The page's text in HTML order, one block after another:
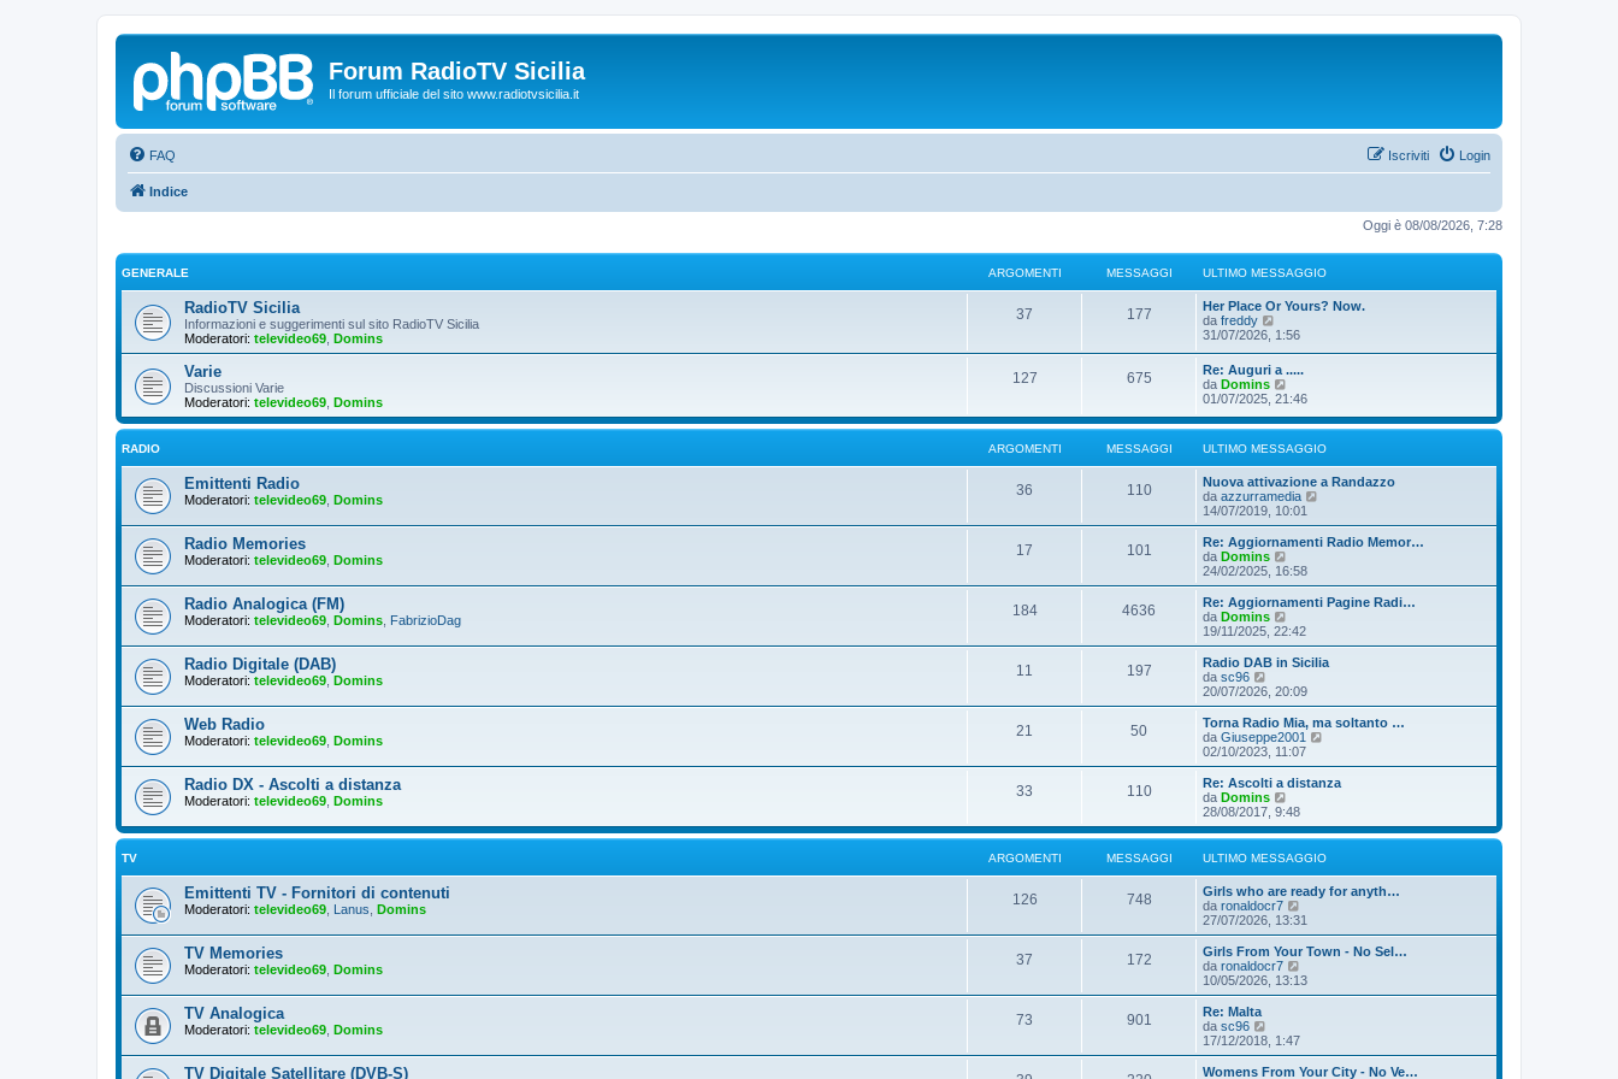
Forum RadioTV Sicilia
Il forum ufficiale del sito www.radiotvsicilia.it
FAQ Login
Iscriviti
Indice
Oggi è 08/08/2026, 7:28
GENERALE ARGOMENTI MESSAGGI ULTIMO MESSAGGIO
RadioTV Sicilia
Informazioni e suggerimenti sul sito RadioTV Sicilia
Moderatori: televideo69 Domins
37 177
Her Place Or Yours? Now.
da freddy
e
u
l
t
i
m
o
m
e
s
s
g
i
o
31/07/2026, 1:56
Varie
Discussioni Varie
Moderatori: televideo69 Domins
127 675
Re: Auguri a .....
da Domins
e
i
l
t
i
m
o
m
e
s
a
g
i
o
01/07/2025, 21:46
RADIO ARGOMENTI MESSAGGI ULTIMO MESSAGGIO
Emittenti Radio
Moderatori: televideo69 Domins
36 110
Nuova attivazione a Randazzo
da azzurramedia
d
i
i
m
s
g
g
i
14/07/2019, 10:01
Radio Memories
Moderatori: televideo69 Domins
17 101
Re: Aggiornamenti Radio Memor…
da Domins
e
d
i
l
m
o
m
s
s
a
g
g
o
24/02/2025, 16:58
Radio Analogica (FM)
Moderatori: televideo69 Domins FabrizioDag
184 4636
Re: Aggiornamenti Pagine Radi…
da Domins
e
d
l
i
m
o
m
s
a
g
i
o
19/11/2025, 22:42
Radio Digitale (DAB)
Moderatori: televideo69 Domins
11 197
Radio DAB in Sicilia
da sc96
e
d
i
u
l
t
i
m
o
m
e
s
a
g
g
i
o
20/07/2026, 20:09
Web Radio
Moderatori: televideo69 Domins
21 50
Torna Radio Mia, ma soltanto …
da Giuseppe2001
d
i
i
m
o
m
e
a
g
o
02/10/2023, 11:07
Radio DX - Ascolti a distanza
Moderatori: televideo69 Domins
33 110
Re: Ascolti a distanza
da Domins
e
d
i
u
m
o
m
e
s
s
a
i
o
28/08/2017, 9:48
TV ARGOMENTI MESSAGGI ULTIMO MESSAGGIO
Emittenti TV - Fornitori di contenuti
Moderatori: televideo69 Lanus Domins
126 748
Girls who are ready for anyth…
da ronaldocr7
e
d
i
l
27/07/2026, 13:31
TV Memories
Moderatori: televideo69 Domins
37 172
Girls From Your Town - No Sel…
da ronaldocr7
e
d
i
10/05/2026, 13:13
TV Analogica
Moderatori: televideo69 Domins
73 901
Re: Malta
da sc96
e
d
i
17/12/2018, 1:47
TV Digitale Satellitare (DVB-S)
Womens From Your City - No Ve…